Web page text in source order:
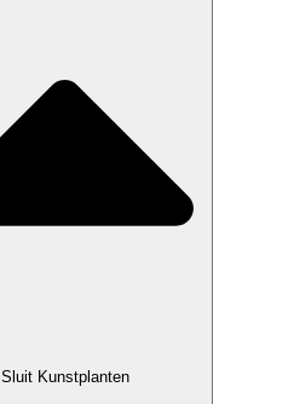
Sluit Kunstplanten